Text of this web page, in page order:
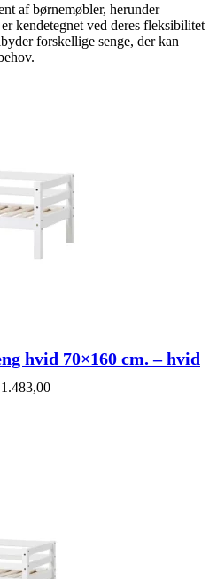
af børnemøbler, herunder
kendetegnet ved deres fleksibilitet
forskellige senge, der kan
hvid 70×160 cm. – hvid
1.483,00